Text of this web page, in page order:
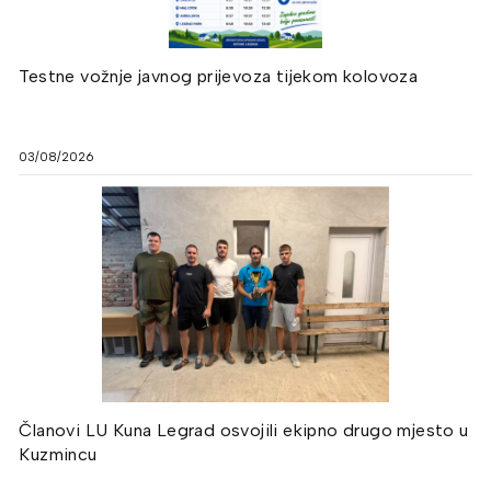
Testne vožnje javnog prijevoza tijekom kolovoza
03/08/2026
Članovi LU Kuna Legrad osvojili ekipno drugo mjesto u
Kuzmincu